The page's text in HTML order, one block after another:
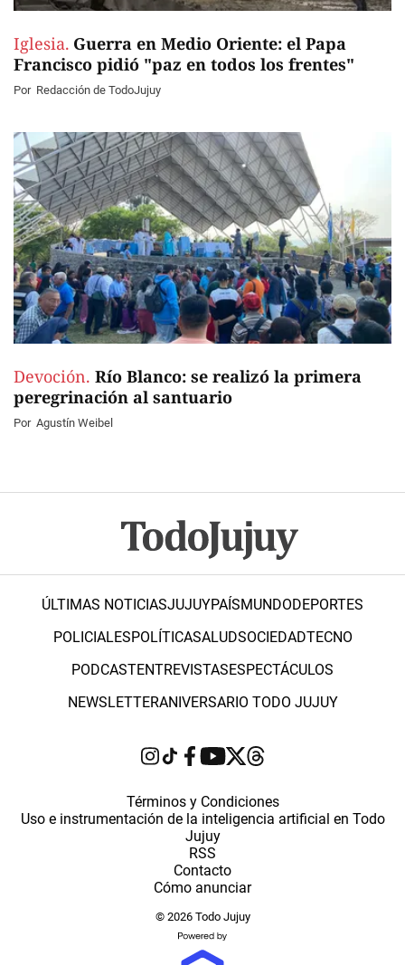
Iglesia. Guerra en Medio Oriente: el Papa
Francisco pidió "paz en todos los frentes"
Por Redacción de TodoJujuy
Devoción. Río Blanco: se realizó la primera
peregrinación al santuario
Por Agustín Weibel
ÚLTIMAS NOTICIASJUJUYPAÍSMUNDODEPORTES
POLICIALESPOLÍTICASALUDSOCIEDADTECNO
PODCASTENTREVISTASESPECTÁCULOS
NEWSLETTERANIVERSARIO TODO JUJUY
Términos y Condiciones
Uso e instrumentación de la inteligencia artificial en Todo
Jujuy
RSS
Contacto
Cómo anunciar
© 2026 Todo Jujuy